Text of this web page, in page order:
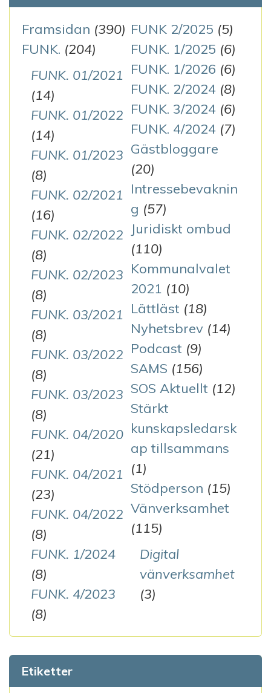
Framsidan (390) FUNK 2/2025 (5)
FUNK. (204)
FUNK. 01/2021
(14)
FUNK. 01/2022
(14)
FUNK. 01/2023
(8)
FUNK. 02/2021
(16)
FUNK. 02/2022
(8)
FUNK. 02/2023
(8)
FUNK. 03/2021
(8)
FUNK. 03/2022
(8)
FUNK. 03/2023
(8)
FUNK. 04/2020
(21)
FUNK. 04/2021
(23)
FUNK. 04/2022
(8)
FUNK. 1/2024
(8)
FUNK. 4/2023
(8)
FUNK. 1/2025 (6)
FUNK. 1/2026 (6)
FUNK. 2/2024 (8)
FUNK. 3/2024 (6)
FUNK. 4/2024 (7)
Gästbloggare
(20)
Intressebevaknin
g (57)
Juridiskt ombud
(110)
Kommunalvalet
2021 (10)
Lättläst (18)
Nyhetsbrev (14)
Podcast (9)
SAMS (156)
SOS Aktuellt (12)
Stärkt
kunskapsledarsk
ap tillsammans
(1)
Stödperson (15)
Vänverksamhet
(115)
Digital
vänverksamhet
(3)
Etiketter